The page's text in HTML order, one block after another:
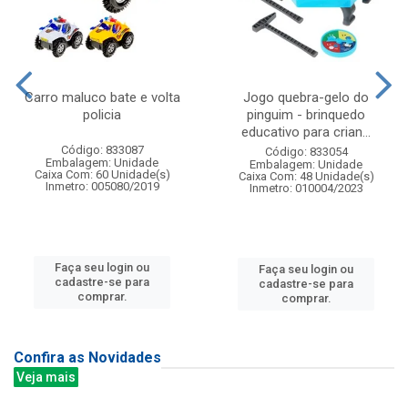
Carro maluco bate e volta
policia
Código: 833087
Embalagem: Unidade
Caixa Com: 60 Unidade(s)
Inmetro: 005080/2019
Faça seu login ou
cadastre-se para
comprar.
Jogo quebra-gelo do
pinguim - brinquedo
educativo para crian...
Código: 833054
Embalagem: Unidade
Caixa Com: 48 Unidade(s)
Inmetro: 010004/2023
Faça seu login ou
cadastre-se para
comprar.
Confira as Novidades
Veja mais